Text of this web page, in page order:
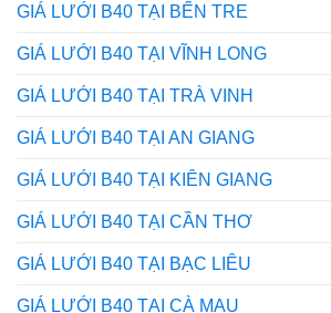
GIÁ LƯỚI B40 TẠI BẾN TRE
GIÁ LƯỚI B40 TẠI VĨNH LONG
GIÁ LƯỚI B40 TẠI TRÀ VINH
GIÁ LƯỚI B40 TẠI AN GIANG
GIÁ LƯỚI B40 TẠI KIÊN GIANG
GIÁ LƯỚI B40 TẠI CẦN THƠ
GIÁ LƯỚI B40 TẠI BẠC LIÊU
GIÁ LƯỚI B40 TẠI CÀ MAU